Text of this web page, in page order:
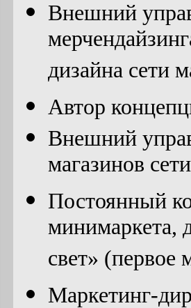
Внешний
дизайна сети
Автор
Внешний
магазинов
Постоянный
минимаркета,
свет» (первое
Маркетинг-